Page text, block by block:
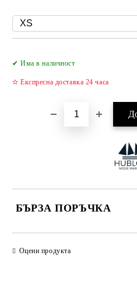
✔ Има в наличност
✫ Експресна доставка 24 часа
БЪРЗА ПОРЪЧКА
Оцени продукта